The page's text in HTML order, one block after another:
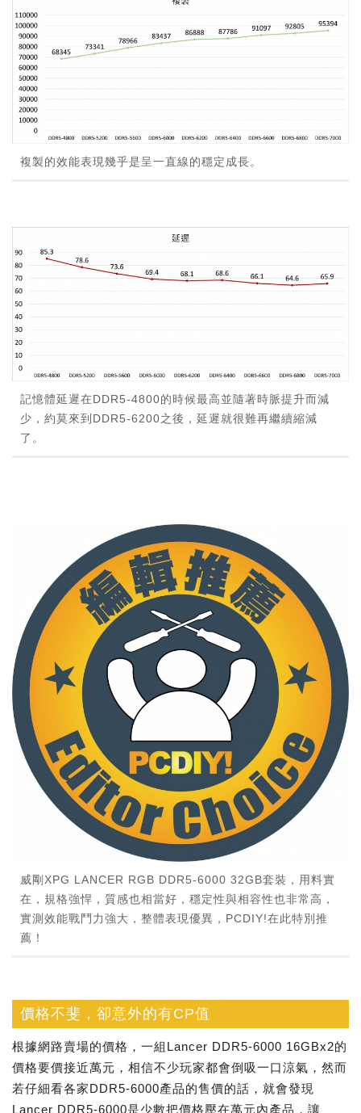
複製的效能表現幾乎是呈一直線的穩定成長。
記憶體延遲在DDR5-4800的時候最高並隨著時脈提升而減
少，約莫來到DDR5-6200之後，延遲就很難再繼續縮減
了。
威剛XPG LANCER RGB DDR5-6000 32GB套裝，用料實
在，規格強悍，質感也相當好，穩定性與相容性也非常高，
實測效能戰鬥力強大，整體表現優異，PCDIY!在此特別推
薦！
價格不斐，卻意外的有CP值
根據網路賣場的價格，一組Lancer DDR5-6000 16GBx2的
價格要價接近萬元，相信不少玩家都會倒吸一口涼氣，然而
若仔細看各家DDR5-6000產品的售價的話，就會發現
Lancer DDR5-6000是少數把價格壓在萬元內產品，讓